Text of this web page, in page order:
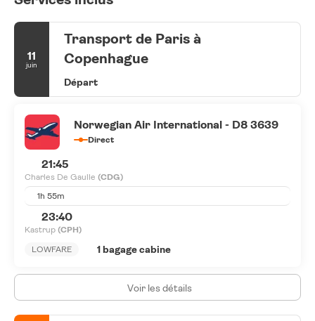
11
juin
Transport de Paris à
Copenhague
Départ
Norwegian Air International - D8 3639
Direct
21:45
Charles De Gaulle (CDG)
1h 55m
23:40
Kastrup (CPH)
LOWFARE
1 bagage cabine
Voir les détails